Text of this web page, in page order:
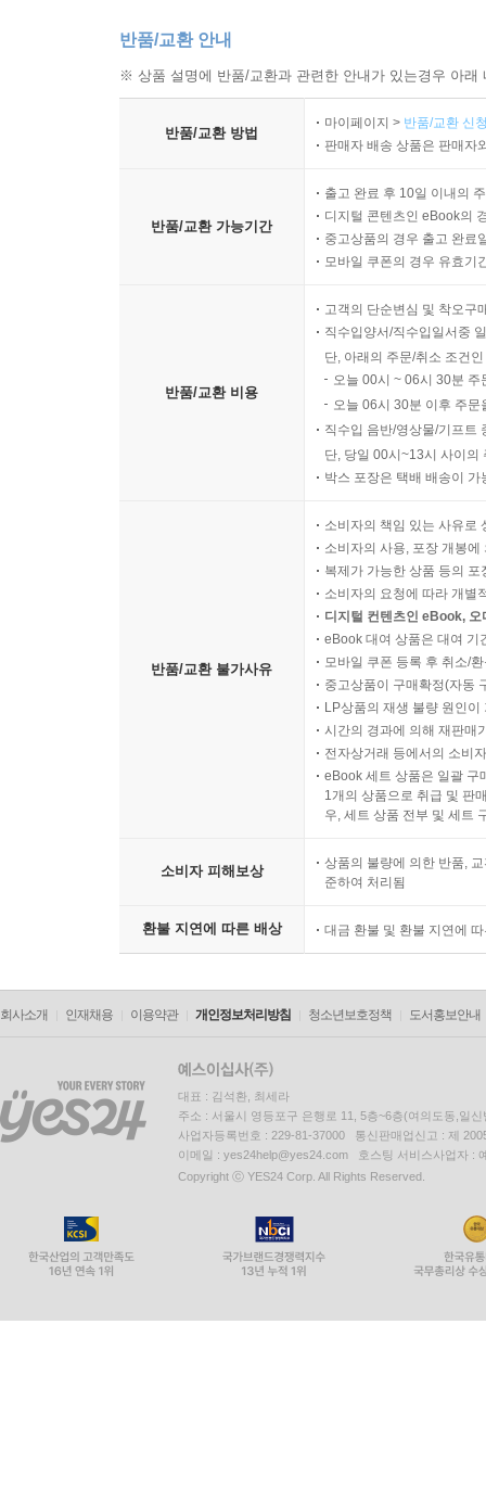
반품/교환 안내
※ 상품 설명에 반품/교환과 관련한 안내가 있는경우 아
반품/교환 방법
마이페이지 > 반품/교환 신
판매자 배송 상품은 판매자
반품/교환 가능기간
출고 완료 후 10일 이내의
디지털 콘텐츠인 eBook의
중고상품의 경우 출고 완료
모바일 쿠폰의 경우 유효기
반품/교환 비용
고객의 단순변심 및 착오구
직수입양서/직수입일서중
단, 아래의 주문/취소 조건
오늘 00시 ~ 06시 30분
오늘 06시 30분 이후 주
직수입 음반/영상물/기프트
단, 당일 00시~13시 사이의
박스 포장은 택배 배송이
반품/교환 불가사유
소비자의 책임 있는 사유로
소비자의 사용, 포장 개봉
복제가 가능한 상품 등의
소비자의 요청에 따라 개별
디지털 컨텐츠인 eBook,
eBook 대여 상품은 대여 기
모바일 쿠폰 등록 후 취소/
중고상품이 구매확정(자동
LP상품의 재생 불량 원인
시간의 경과에 의해 재판매
전자상거래 등에서의 소비
eBook 세트 상품은 일괄 구
1개의 상품으로 취급 및 판
우, 세트 상품 전부 및 세트
소비자 피해보상
상품의 불량에 의한 반품,
준하여 처리됨
환불 지연에 따른 배상 대금 환불 및 환불 지연에
회사소개 인재채용 이용약관 개인정보처리방침 청소년보호정책 도서홍보안내
대표 : 김석환, 최세라
주소 : 서울시 영등포구 은행로 11, 5층~6층(여의도동,일신
사업자등록번호 : 229-81-37000 통신판매업신고 : 제
이메일 : yes24help@yes24.com 호스팅 서비스사업자 :
Copyright ⓒ YES24 Corp. All Rights Reserved.